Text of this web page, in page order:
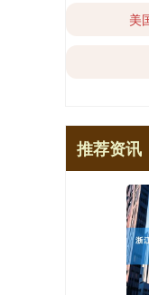
美
推荐资讯